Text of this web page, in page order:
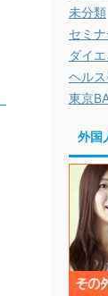
未分類
セミ
ダイ
ヘル
東京
外国